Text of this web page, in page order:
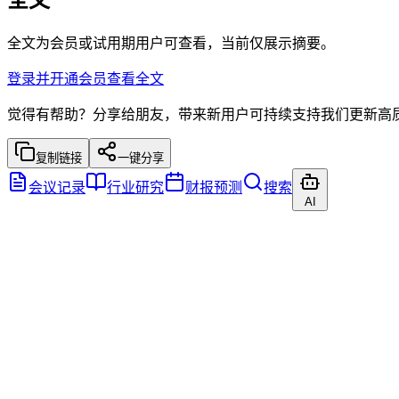
全文为会员或试用期用户可查看，当前仅展示摘要。
登录并开通会员查看全文
觉得有帮助？分享给朋友，带来新用户可持续支持我们更新高
复制链接 一键分享
会议记录 行业研究 财报预测 搜索
AI